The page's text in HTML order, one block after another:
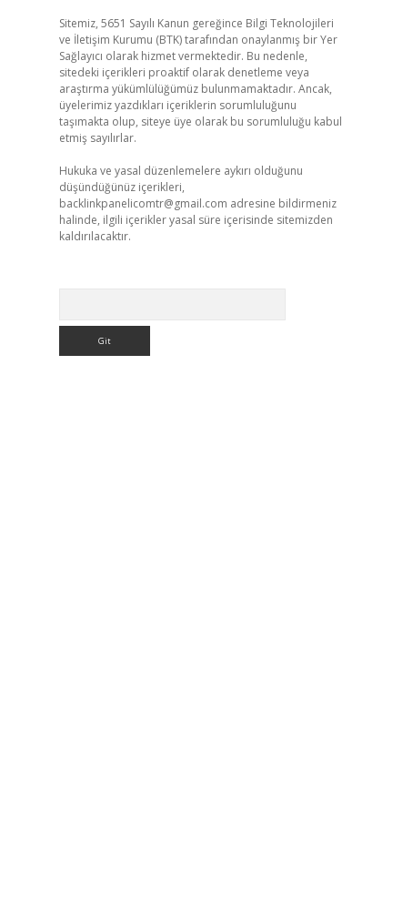
Sitemiz, 5651 Sayılı Kanun gereğince Bilgi Teknolojileri
ve İletişim Kurumu (BTK) tarafından onaylanmış bir Yer
Sağlayıcı olarak hizmet vermektedir. Bu nedenle,
sitedeki içerikleri proaktif olarak denetleme veya
araştırma yükümlülüğümüz bulunmamaktadır. Ancak,
üyelerimiz yazdıkları içeriklerin sorumluluğunu
taşımakta olup, siteye üye olarak bu sorumluluğu kabul
etmiş sayılırlar.
Hukuka ve yasal düzenlemelere aykırı olduğunu
düşündüğünüz içerikleri,
backlinkpanelicomtr@gmail.com adresine bildirmeniz
halinde, ilgili içerikler yasal süre içerisinde sitemizden
kaldırılacaktır.